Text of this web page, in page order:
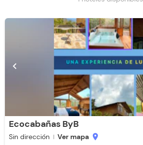
chevron_left
Ecocabañas ByB
Sin dirección Ver mapa location_on